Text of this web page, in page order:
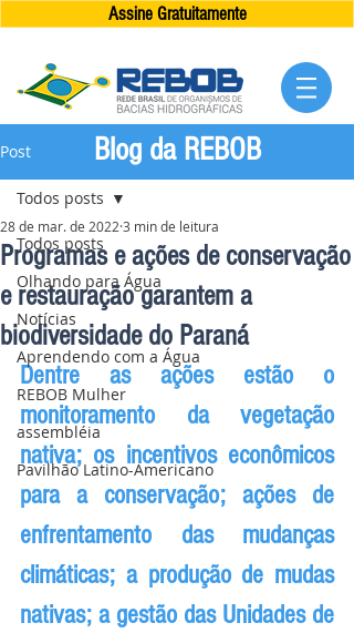
Assine Gratuitamente
Post
Todos posts
Olhando para Água
Notícias
Aprendendo com a Água
REBOB Mulher
assembléia
Pavilhão Latino-Americano
Todos posts
Programas e ações de conservação
e restauração garantem a
biodiversidade do Paraná
28 de mar. de 2022 3 min de leitura
Dentre as ações estão o
monitoramento da vegetação
nativa; os incentivos econômicos
para a conservação; ações de
enfrentamento das mudanças
climáticas; a produção de mudas
nativas; a gestão das Unidades de
Blog da REBOB